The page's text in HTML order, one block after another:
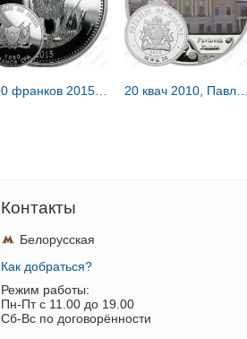
Контакты
Белорусская
Как добраться?
Режим работы:
Пн-Пт c 11.00 до 19.00
Сб-Вс по договорённости